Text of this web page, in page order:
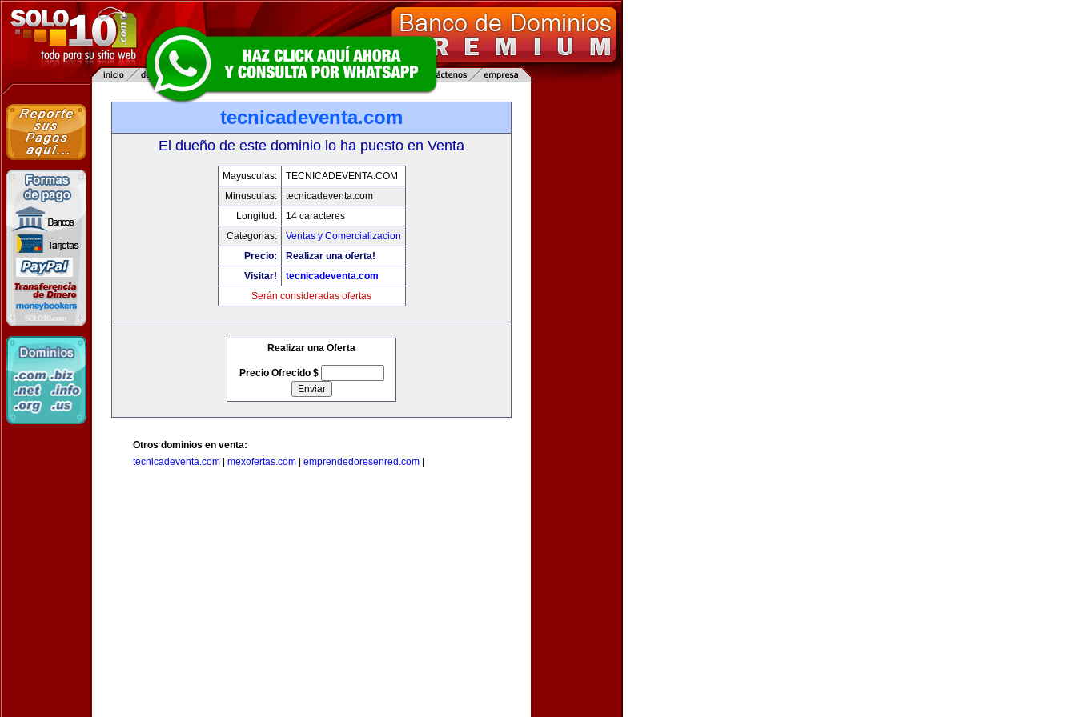
tecnicadeventa.com
El dueño de este dominio lo ha puesto en Venta
Mayusculas:
TECNICADEVENTA.COM
Minusculas:
tecnicadeventa.com
Longitud:
14 caracteres
Categorias:
Ventas y Comercializacion
Precio:
Realizar una oferta!
Visitar!
tecnicadeventa.com
Serán consideradas ofertas
Realizar una Oferta
Precio Ofrecido $
Otros dominios en venta:
tecnicadeventa.com
mexofertas.com emprendedoresenred.com